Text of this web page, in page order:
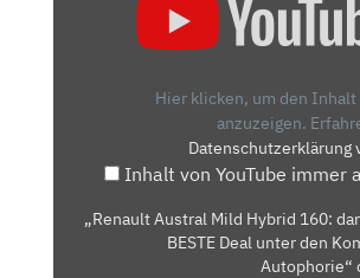
Hier klicken, um den Inhalt
anzuzeigen.
Datenschutzerklärung
Inhalt von YouTube immer
„Renault Austral Mild Hybrid 160:
BESTE Deal unter den
Autophorie“